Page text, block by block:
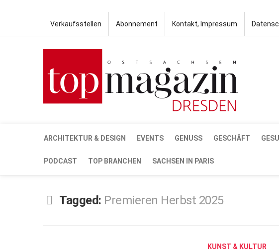
Verkaufsstellen Abonnement Kontakt, Impressum
ARCHITEKTUR & DESIGN EVENTS GENUSS GESCHÄFT
PODCAST TOP BRANCHEN SACHSEN IN PARIS
Tagged: Premieren Herbst 2025
KUNST & KULTUR